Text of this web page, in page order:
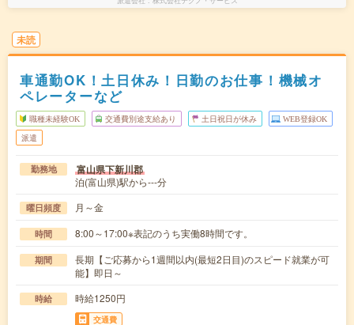
未読
車通勤OK！土日休み！日勤のお仕事！機械オ
ペレーターなど
職種未経験OK 交通費別途支給あり 土日祝日が休み WEB登録OK
派遣
勤務地 富山県下新川郡
泊(富山県)駅から---分
曜日頻度 月～金
時間 8:00～17:00※表記のうち実働8時間です。
期間
長期【ご応募から1週間以内(最短2日目)のスピード就業が可
能】即日～
時給 時給1250円
交通費